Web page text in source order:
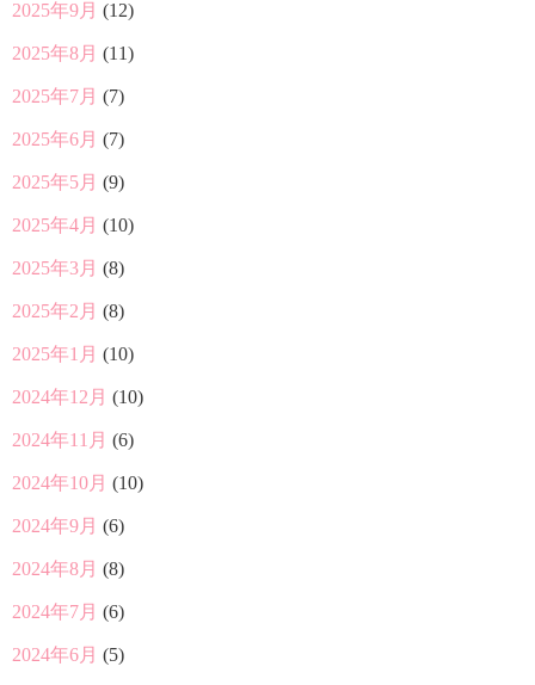
2025年9月 (12)
2025年8月 (11)
2025年7月 (7)
2025年6月 (7)
2025年5月 (9)
2025年4月 (10)
2025年3月 (8)
2025年2月 (8)
2025年1月 (10)
2024年12月 (10)
2024年11月 (6)
2024年10月 (10)
2024年9月 (6)
2024年8月 (8)
2024年7月 (6)
2024年6月 (5)